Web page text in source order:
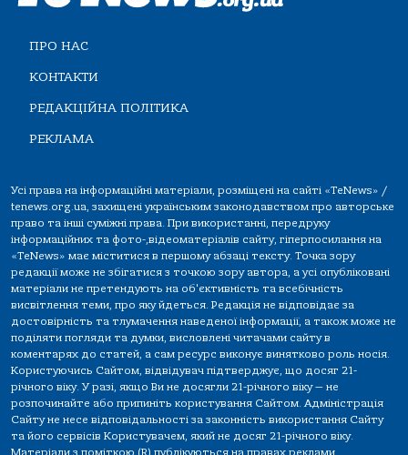
ПРО НАС
КОНТАКТИ
РЕДАКЦІЙНА ПОЛІТИКА
РЕКЛАМА
Усі права на інформаційні матеріали, розміщені на сайті «TeNews» /
tenews.org.ua, захищені українським законодавством про авторське
право та інші суміжні права. При використанні, передруку
інформаційних та фото-,відеоматеріалів сайту, гіперпосилання на
«TeNews» має міститися в першому абзаці тексту. Точка зору
редакції може не збігатися з точкою зору автора, а усі опубліковані
матеріали не претендують на об'єктивність та всебічність
висвітлення теми, про яку йдеться. Редакція не відповідає за
достовірність та тлумачення наведеної інформації, а також може не
поділяти погляди та думки, висловлені читачами сайту в
коментарях до статей, а сам ресурс виконує винятково роль носія.
Користуючись Сайтом, відвідувач підтверджує, що досяг 21-
річного віку. У разі, якщо Ви не досягли 21-річного віку — не
розпочинайте або припиніть користування Сайтом. Адміністрація
Сайту не несе відповідальності за законність використання Сайту
та його сервісів Користувачем, який не досяг 21-річного віку.
Матеріали з поміткою (R) публікуються на правах реклами.